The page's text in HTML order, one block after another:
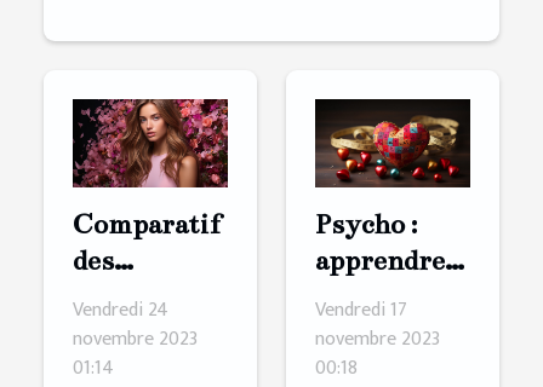
Comparatif
des
ingrédients
clés dans les
shampoings
Vendredi 24
novembre 2023
01:14
Psycho :
apprendre à
s'aimer
pour mieux
maigrir
Vendredi 17
novembre 2023
00:18